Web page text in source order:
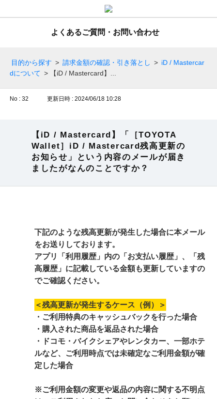
よくあるご質問・お問い合わせ
目的から探す > 請求金額の確認・引き落とし > iD / Mastercar
dについて > 【iD / Mastercard】...
No : 32 更新日時 : 2024/06/18 10:28
【iD / Mastercard】「［TOYOTA
Wallet］iD / Mastercard残高更新の
お知らせ」という内容のメールが届き
ましたがなんのことですか？
下記のような残高更新が発生した場合に本メール
をお送りしております。
アプリ「利用履歴」内の「お支払い履歴」、「残
高履歴」に記載している金額も更新していますの
でご確認ください。
＜残高更新が発生するケース（例）＞
・ご利用特典のキャッシュバックを行った場合
・購入された商品を返品された場合
・ドコモ・バイクシェアやレンタカー、一部ホテ
ルなど、ご利用時点では未確定なご利用金額が確
定した場合
※ご利用金額の変更や返品の内容に関する不明点